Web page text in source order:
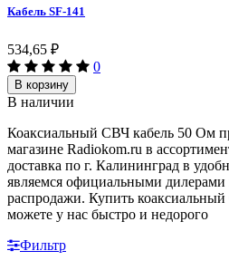
Кабель SF-141
534,65 ₽
0
В корзину
В наличии
Коаксиальный СВЧ кабель 50 Ом
магазине Radiokom.ru в
доставка по г. Калининград в
являемся официальными
распродажи. Купить
можете у нас быстро и недорого
Фильтр